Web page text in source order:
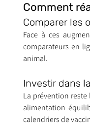
Comment
Comparer les
Face à ces
comparateurs en
animal.
Investir dans
La prévention
alimentation
calendriers de